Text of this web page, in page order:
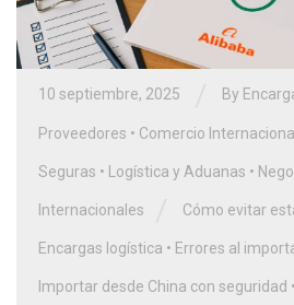
10 septiembre, 2025 By
Proveedores • Comercio Internacional
Seguras • Logística y Aduanas •
Internacionales Cómo evitar
Encargas logística • Errores al
Importar desde China con seguridad •